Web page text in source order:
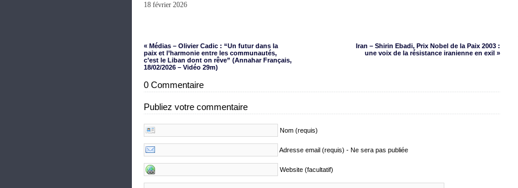
18 février 2026
« Médias – Olivier Cadic : “Un futur dans la
paix et l’harmonie entre les communautés,
c’est le Liban dont on rêve” (Annahar Français,
18/02/2026 – Vidéo 29m)
Iran – Shirin Ebadi, Prix Nobel de la Paix 2003 :
une voix de la résistance iranienne en exil »
0 Commentaire
Publiez votre commentaire
Nom (requis)
Adresse email (requis) - Ne sera pas publiée
Website (facultatif)